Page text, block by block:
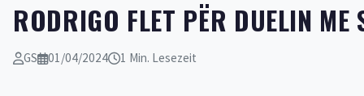
RODRIGO FLET PËR DUELIN
GS 01/04/2024 1 Min. Lesezeit